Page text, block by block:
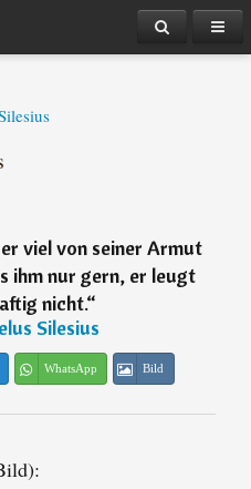
viel von seiner Armut
ihm nur gern, er leugt
nicht.“
Silesius
WhatsApp Bild